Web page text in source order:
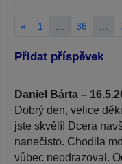
« 1 36
Přidat příspěvek
Daniel Bárta –
Dobrý den, velice
jste skvělí! Dcera
nanečisto. Chodila
vůbec neodrazoval.